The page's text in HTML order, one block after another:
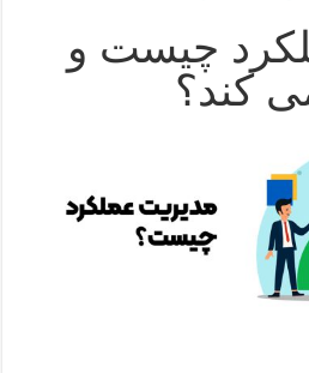
چیست و
کند؟